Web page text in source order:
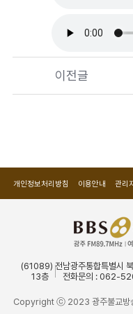
이전글
개인정보처리방침 이용안내 관리
(61089) 전남광주통합특별시
13층
전화문의 : 062-
Copyright ⓒ 2023 광주불교